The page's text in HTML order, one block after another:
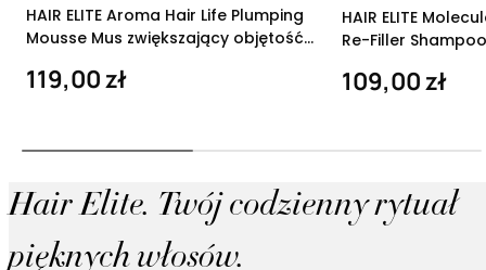
HAIR ELITE Aroma Hair Life Plumping
Mousse Mus zwiększający objętość
119,00 zł
HAIR ELITE
Re-Filler
109,00 zł
Hair Elite. Twój codzienny rytuał
pięknych włosów.